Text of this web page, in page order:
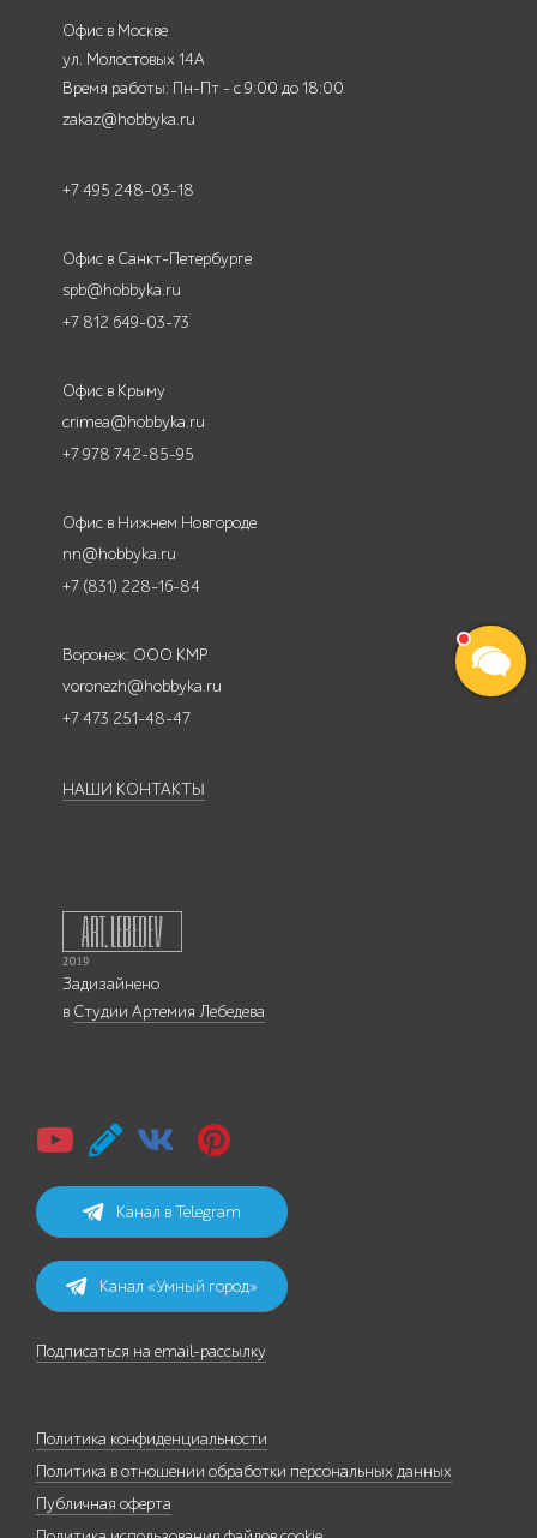
Офис в Москве
ул. Молостовых 14А
Время работы: Пн-Пт - с 9:00 до 18:00
zakaz@hobbyka.ru
+7 495 248-03-18
Офис в Санкт-Петербурге
spb@hobbyka.ru
+7 812 649-03-73
Офис в Крыму
crimea@hobbyka.ru
+7 978 742-85-95
Офис в Нижнем Новгороде
nn@hobbyka.ru
+7 (831) 228-16-84
Воронеж: ООО КМР
voronezh@hobbyka.ru
+7 473 251-48-47
НАШИ КОНТАКТЫ
Задизайнено
в Студии Артемия Лебедева
Канал в Telegram
Канал «Умный город»
Подписаться на email-рассылку
Политика конфиденциальности
Политика в отношении обработки персональных данных
Публичная оферта